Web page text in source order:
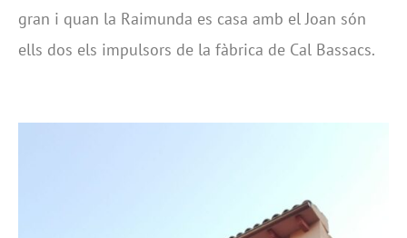
gran i quan la Raimunda es casa amb el Joan són
ells dos els impulsors de la fàbrica de Cal Bassacs.